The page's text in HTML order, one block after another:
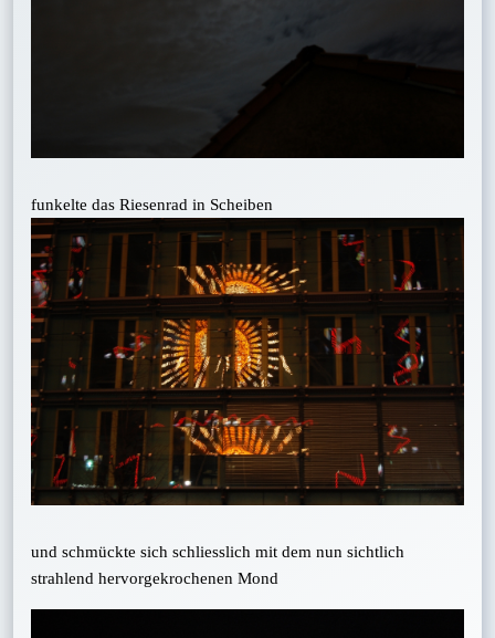
funkelte das Riesenrad in Scheiben
und schmückte sich schliesslich mit dem nun sichtlich
strahlend hervorgekrochenen Mond